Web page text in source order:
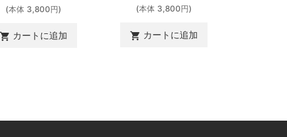
(本体 3,800円)
shopping_cart カートに追加
(本体 3,800円)
shopping_cart カートに追加